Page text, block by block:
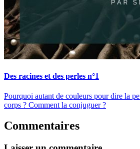
Des racines et des perles n°1
Pourquoi autant de couleurs pour dire la
corps ? Comment la conjuguer ?
Commentaires